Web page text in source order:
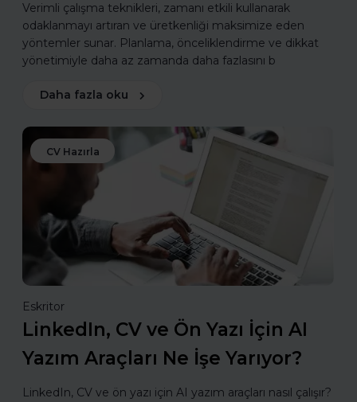
Verimli çalışma teknikleri, zamanı etkili kullanarak
odaklanmayı artıran ve üretkenliği maksimize eden
yöntemler sunar. Planlama, önceliklendirme ve dikkat
yönetimiyle daha az zamanda daha fazlasını b
Daha fazla oku
CV Hazırla
Eskritor
LinkedIn, CV ve Ön Yazı İçin AI
Yazım Araçları Ne İşe Yarıyor?
LinkedIn, CV ve ön yazı için AI yazım araçları nasıl çalışır?